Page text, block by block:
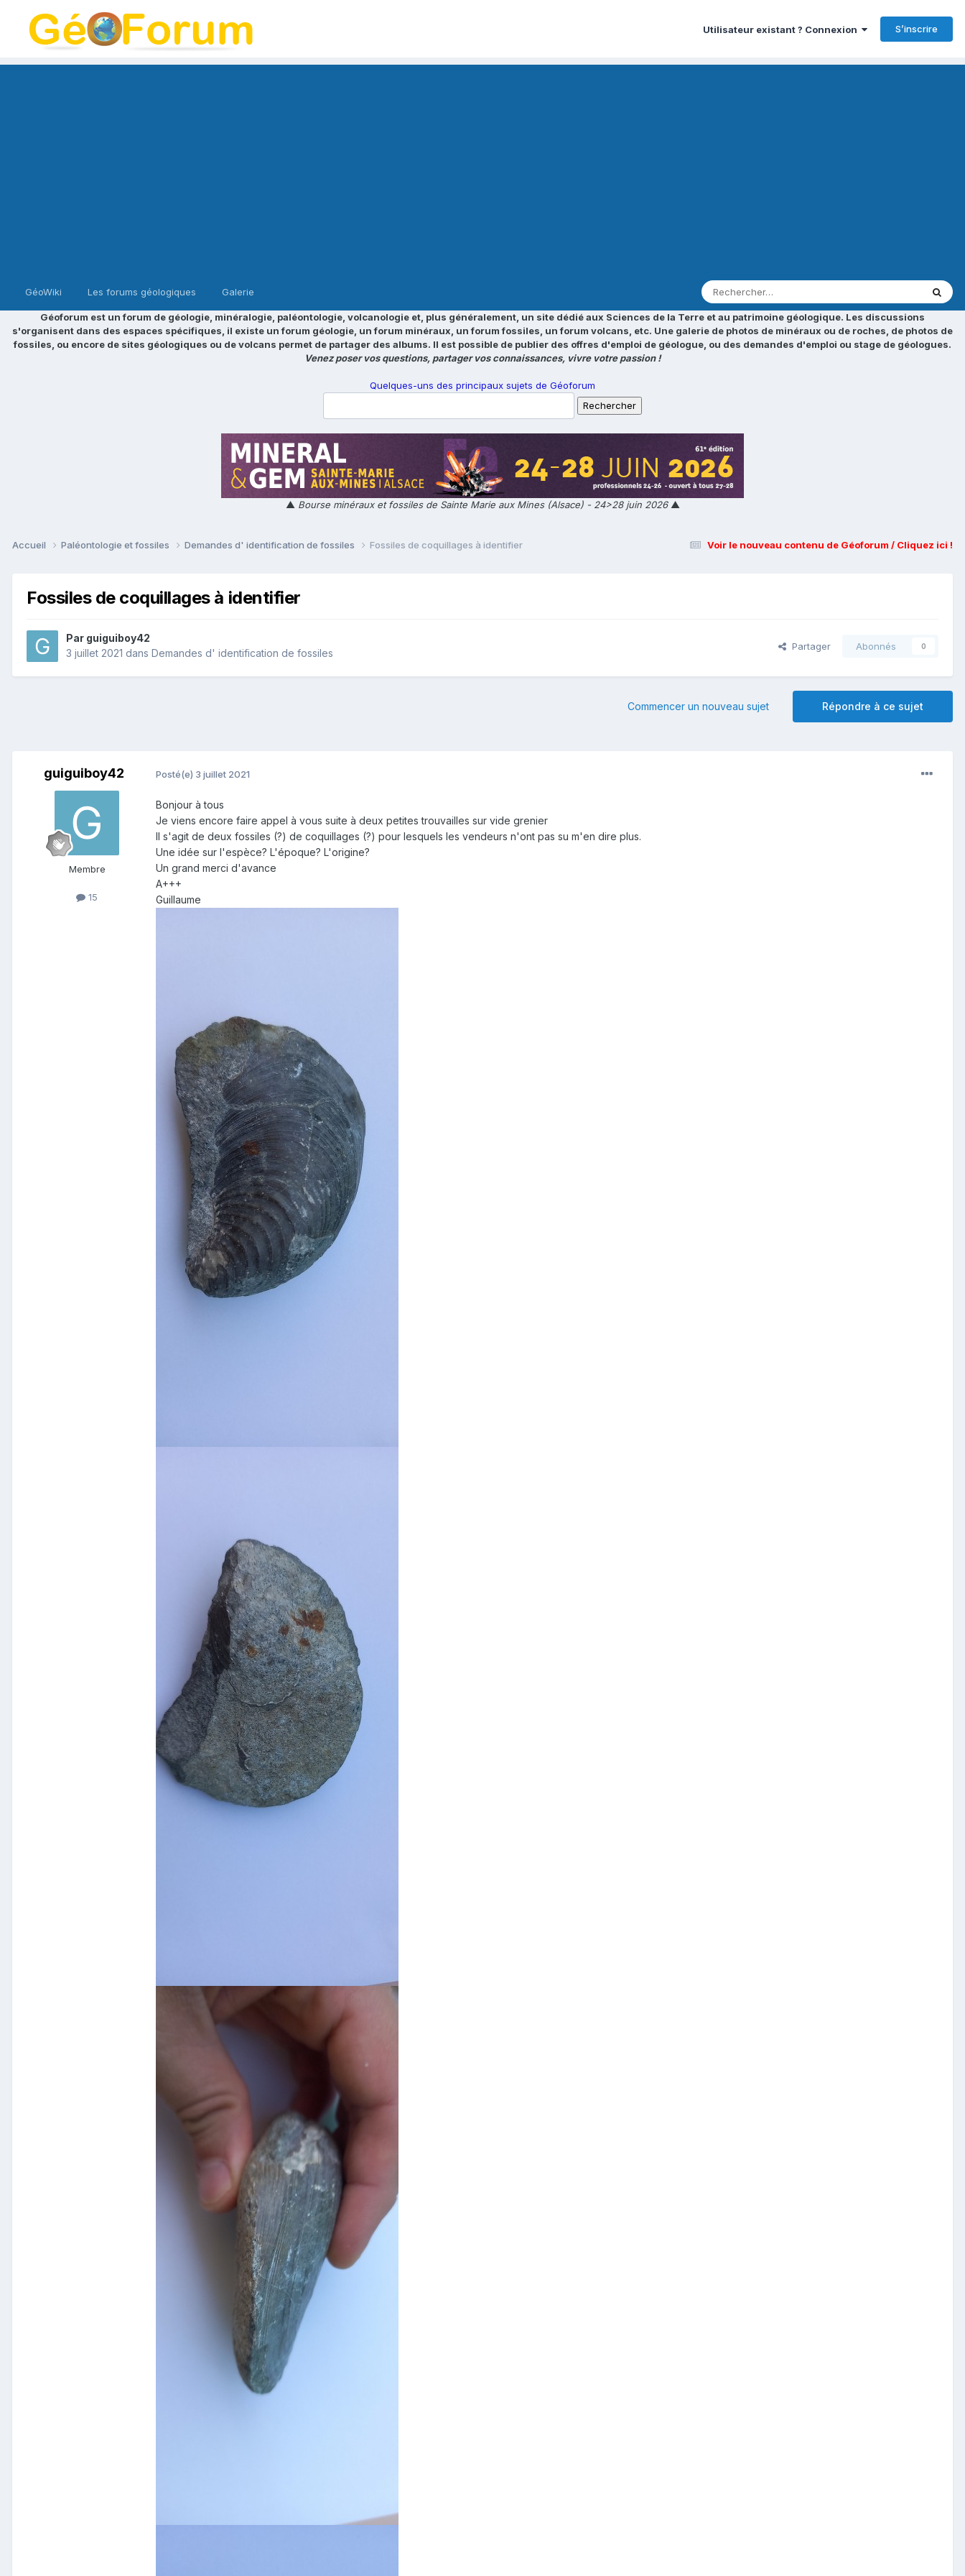
Utilisateur existant ? Connexion S’inscrire
GéoWiki Les forums géologiques Galerie
Géoforum est un forum de géologie, minéralogie, paléontologie, volcanologie et, plus généralement, un site dédié aux Sciences de la Terre et au patrimoine géologique. Les discussions
s'organisent dans des espaces spécifiques, il existe un forum géologie, un forum minéraux, un forum fossiles, un forum volcans, etc. Une galerie de photos de minéraux ou de roches, de photos de
fossiles, ou encore de sites géologiques ou de volcans permet de partager des albums. Il est possible de publier des offres d'emploi de géologue, ou des demandes d'emploi ou stage de géologues.
Venez poser vos questions, partager vos connaissances, vivre votre passion !
Quelques-uns des principaux sujets de Géoforum
▲ Bourse minéraux et fossiles de Sainte Marie aux Mines (Alsace) - 24>28 juin 2026▲
Voir le nouveau contenu de Géoforum / Cliquez ici !
Accueil Paléontologie et fossiles Demandes d' identification de fossiles Fossiles de coquillages à identifier
Fossiles de coquillages à identifier
Par guiguiboy42
3 juillet 2021 dans Demandes d' identification de fossiles
Partager Abonnés 0
Répondre à ce sujet
Commencer un nouveau sujet
guiguiboy42
Membre
15
Posté(e) 3 juillet 2021
Bonjour à tous
Je viens encore faire appel à vous suite à deux petites trouvailles sur vide grenier
Il s'agit de deux fossiles (?) de coquillages (?) pour lesquels les vendeurs n'ont pas su m'en dire plus.
Une idée sur l'espèce? L'époque? L'origine?
Un grand merci d'avance
A+++
Guillaume